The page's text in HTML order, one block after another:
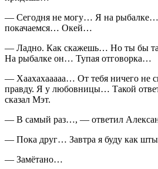
— Сегодня не могу… Я на
покачаемся… Окей…
— Ладно. Как скажешь… Но ты бы
На рыбалке он… Тупая отговорка…
— Хаахахааааа… От тебя ничего не
правду. Я у любовницы… Такой
сказал Мэт.
— В самый раз…, — ответил
— Пока друг… Завтра я буду как
— Замётано…